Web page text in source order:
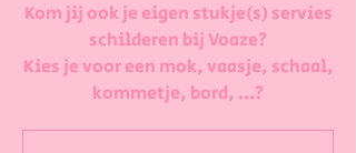
Kom jij ook je eigen stukje(s) servies
schilderen bij Voaze?
Kies je voor een mok, vaasje, schaal,
kommetje, bord, ...?